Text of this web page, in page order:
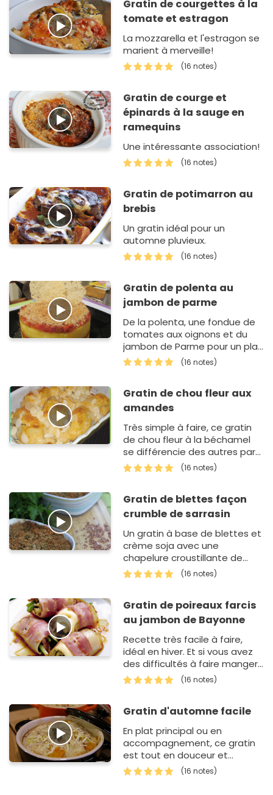
Gratin de courgettes à la
tomate et estragon
La mozzarella et l'estragon se
marient à merveille!
(16 notes)
Gratin de courge et
épinards à la sauge en
ramequins
Une intéressante association!
(16 notes)
Gratin de potimarron au
brebis
Un gratin idéal pour un
automne pluvieux.
(16 notes)
Gratin de polenta au
jambon de parme
De la polenta, une fondue de
tomates aux oignons et du
jambon de Parme pour un plat
très parfumé.(16 notes)
Gratin de chou fleur aux
amandes
Très simple à faire, ce gratin
de chou fleur à la béchamel
se différencie des autres par
l'ajout d'amandes effilées en
fin de cuisson au four. Et oui
(16 notes)
Gratin de blettes façon
crumble de sarrasin
Un gratin à base de blettes et
crème soja avec une
chapelure croustillante de
kasha, pistaches, noix et
parmesan.
(16 notes)
Gratin de poireaux farcis
au jambon de Bayonne
Recette très facile à faire,
idéal en hiver. Et si vous avez
des difficultés à faire manger
du fromage et/ou légumes
aux enfants, cette recette
(16 notes)
Gratin d'automne facile
En plat principal ou en
accompagnement, ce gratin
est tout en douceur et
légèrement sucré.Présenté
dans de petites cocottes,
(16 notes)